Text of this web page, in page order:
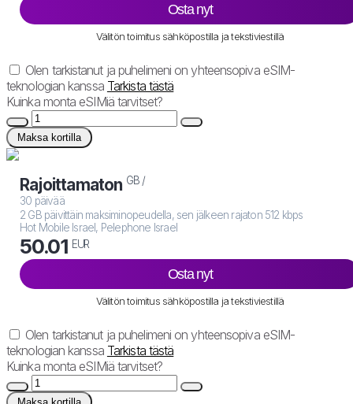
Osta nyt
Välitön toimitus sähköpostilla ja tekstiviestillä
Olen tarkistanut ja puhelimeni on yhteensopiva eSIM-
teknologian kanssa Tarkista tästä
Kuinka monta eSIMiä tarvitset?
Maksa kortilla
Rajoittamaton GB /
30 päivää
2 GB päivittäin maksiminopeudella, sen jälkeen rajaton 512 kbps
Hot Mobile Israel, Pelephone Israel
50.01 EUR
Osta nyt
Välitön toimitus sähköpostilla ja tekstiviestillä
Olen tarkistanut ja puhelimeni on yhteensopiva eSIM-
teknologian kanssa Tarkista tästä
Kuinka monta eSIMiä tarvitset?